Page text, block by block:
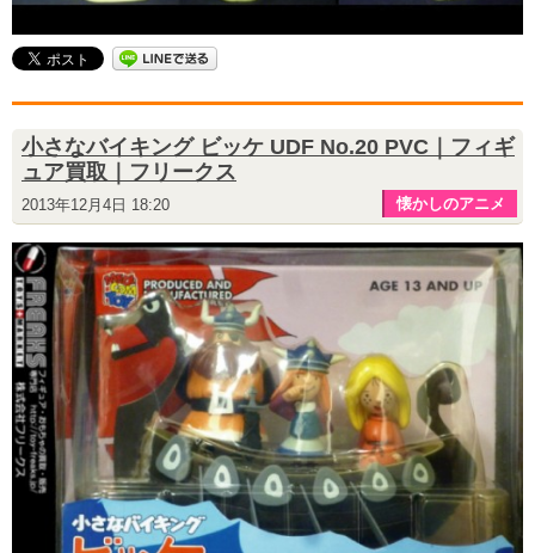
小さなバイキング ビッケ UDF No.20 PVC｜フィギ
ュア買取｜フリークス
2013年12月4日 18:20 懐かしのアニメ